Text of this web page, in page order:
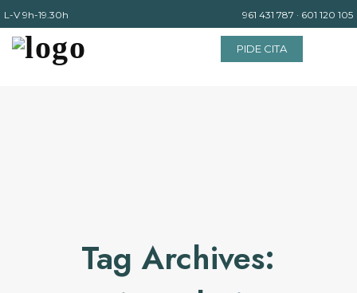
L-V9h-19.30h 961 431 787 · 601 120 105
PIDE CITA
INSTALACIONES
Tag Archives: